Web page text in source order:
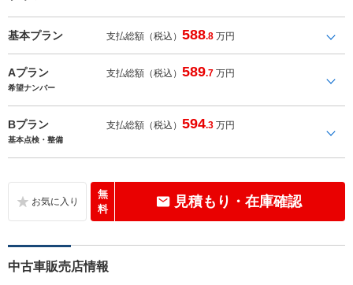
基本プラン 支払総額（税込）588.8 万円
Aプラン 支払総額（税込）589.7 万円
希望ナンバー
Bプラン 支払総額（税込）594.3 万円
基本点検・整備
無
料
見積もり・在庫確認
中古車販売店情報